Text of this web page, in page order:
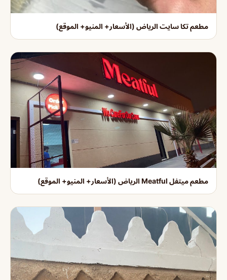
مطعم تكا سايت الرياض (الأسعار+ المنيو+ الموقع)
مطعم ميتفل Meatful الرياض (الأسعار+ المنيو+ الموقع)